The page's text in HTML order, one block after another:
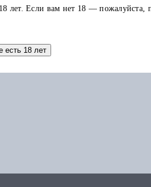
по карте можно использовать в
лет. Если вам нет 18 — пожалуйста,
есть 18 лет